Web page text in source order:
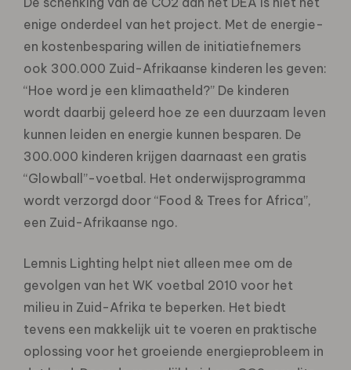
enige onderdeel van het project. Met de energie-
en kostenbesparing willen de initiatiefnemers
ook 300.000 Zuid-Afrikaanse kinderen les geven:
“Hoe word je een klimaatheld?” De kinderen
wordt daarbij geleerd hoe ze een duurzaam leven
kunnen leiden en energie kunnen besparen. De
300.000 kinderen krijgen daarnaast een gratis
“Glowball”-voetbal. Het onderwijsprogramma
wordt verzorgd door “Food & Trees for Africa”,
een Zuid-Afrikaanse ngo.
Lemnis Lighting helpt niet alleen mee om de
gevolgen van het WK voetbal 2010 voor het
milieu in Zuid-Afrika te beperken. Het biedt
tevens een makkelijk uit te voeren en praktische
oplossing voor het groeiende energieprobleem in